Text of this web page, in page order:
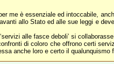
me è essenziale ed intoccabile,
allo Stato ed alle sue leggi e
alle fasce deboli’ si
di coloro che offrono certi
anche loro e certo il